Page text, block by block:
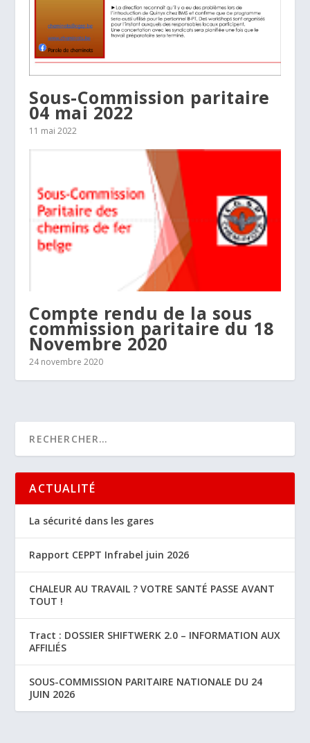
Sous-Commission paritaire
04 mai 2022
11 mai 2022
Compte rendu de la sous
commission paritaire du 18
Novembre 2020
24 novembre 2020
ACTUALITÉ
La sécurité dans les gares
Rapport CEPPT Infrabel juin 2026
CHALEUR AU TRAVAIL ? VOTRE SANTÉ PASSE AVANT
TOUT !
Tract : DOSSIER SHIFTWERK 2.0 – INFORMATION AUX
AFFILIÉS
SOUS-COMMISSION PARITAIRE NATIONALE DU 24
JUIN 2026